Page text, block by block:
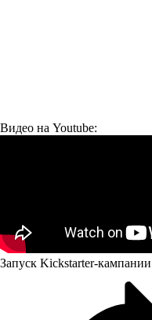
Видео на Youtube:
Запуск Kickstarter-